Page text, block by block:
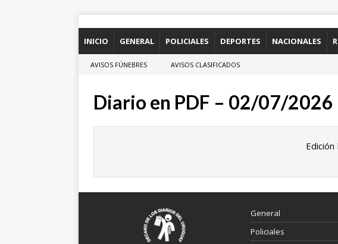
INICIO GENERAL POLICIALES DEPORTES NACIONALES
AVISOS FÚNEBRES AVISOS CLASIFICADOS
Diario en PDF – 02/07/2026
General
Policiales